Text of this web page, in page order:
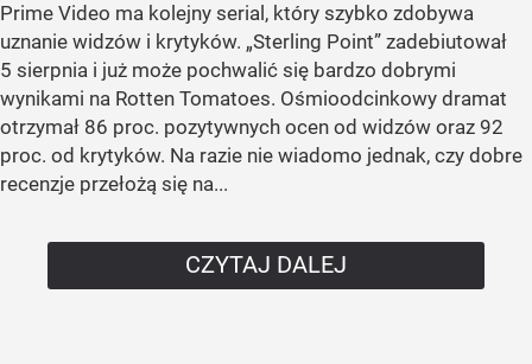
Prime Video ma kolejny serial, który szybko zdobywa
uznanie widzów i krytyków. „Sterling Point” zadebiutował
5 sierpnia i już może pochwalić się bardzo dobrymi
wynikami na Rotten Tomatoes. Ośmioodcinkowy dramat
otrzymał 86 proc. pozytywnych ocen od widzów oraz 92
proc. od krytyków. Na razie nie wiadomo jednak, czy dobre
recenzje przełożą się na...
CZYTAJ DALEJ